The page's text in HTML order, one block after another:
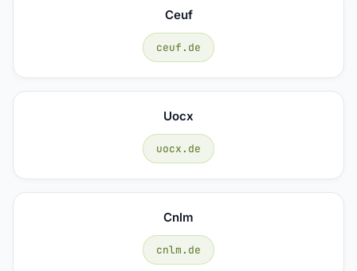
Ceuf
ceuf.de
Uocx
uocx.de
Cnlm
cnlm.de